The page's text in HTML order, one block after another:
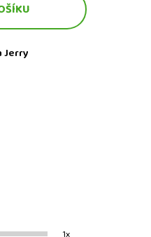
Jerry
1x